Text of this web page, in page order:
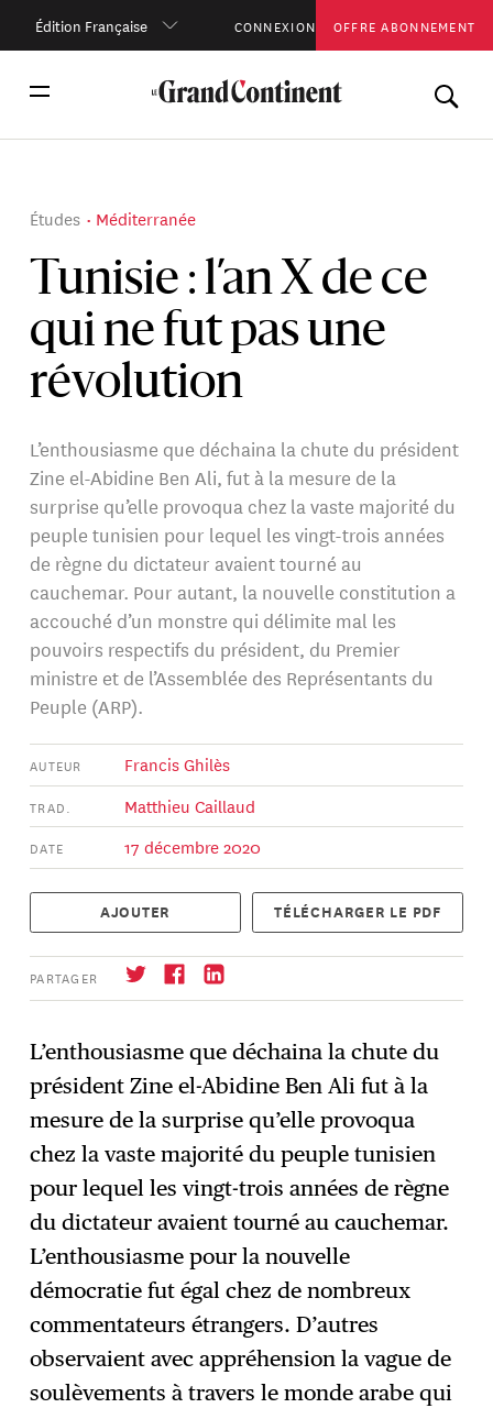
Édition Française CONNEXION OFFRE ABONNEMENT
Tunisie : l’an X de ce
qui ne fut pas une
révolution
Études Méditerranée
L’enthousiasme que déchaina la chute du président
Zine el-Abidine Ben Ali, fut à la mesure de la
surprise qu’elle provoqua chez la vaste majorité du
peuple tunisien pour lequel les vingt-trois années
de règne du dictateur avaient tourné au
cauchemar. Pour autant, la nouvelle constitution a
accouché d’un monstre qui délimite mal les
pouvoirs respectifs du président, du Premier
ministre et de l’Assemblée des Représentants du
Peuple (ARP).
AUTEUR Francis Ghilès
TRAD. Matthieu Caillaud
DATE 17 décembre 2020
AJOUTER TÉLÉCHARGER LE PDF
PARTAGER
→ S'abonner
L’enthousiasme que déchaina la chute du
président Zine el-Abidine Ben Ali fut à la
mesure de la surprise qu’elle provoqua
chez la vaste majorité du peuple tunisien
pour lequel les vingt-trois années de règne
du dictateur avaient tourné au cauchemar.
L’enthousiasme pour la nouvelle
démocratie fut égal chez de nombreux
commentateurs étrangers. D’autres
observaient avec appréhension la vague de
soulèvements à travers le monde arabe qui